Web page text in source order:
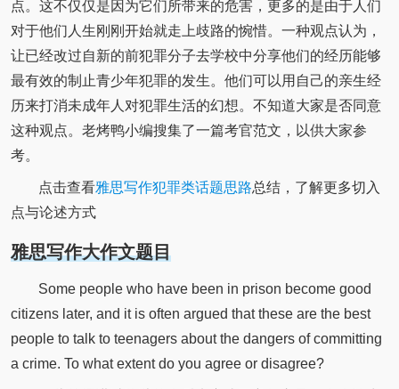
点。这不仅仅是因为它们所带来的危害，更多的是由于人们
对于他们人生刚刚开始就走上歧路的惋惜。一种观点认为，
让已经改过自新的前犯罪分子去学校中分享他们的经历能够
最有效的制止青少年犯罪的发生。他们可以用自己的亲生经
历来打消未成年人对犯罪生活的幻想。不知道大家是否同意
这种观点。老烤鸭小编搜集了一篇考官范文，以供大家参
考。
点击查看雅思写作犯罪类话题思路总结，了解更多切入
点与论述方式
雅思写作大作文题目
Some people who have been in prison become good
citizens later, and it is often argued that these are the best
people to talk to teenagers about the dangers of committing
a crime. To what extent do you agree or disagree?